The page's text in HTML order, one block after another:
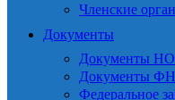
Членские
Документы
Документы
Документы
Федеральное